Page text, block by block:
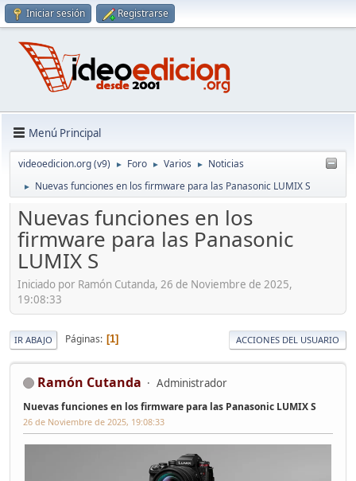
Iniciar sesión Registrarse
Menú Principal
videoedicion.org (v9) ► Foro ► Varios ► Noticias
► Nuevas funciones en los firmware para las Panasonic LUMIX S
Nuevas funciones en los
firmware para las Panasonic
LUMIX S
Iniciado por Ramón Cutanda, 26 de Noviembre de 2025,
19:08:33
IR ABAJO Páginas 1 ACCIONES DEL USUARIO
Ramón Cutanda Administrador
Nuevas funciones en los firmware para las Panasonic LUMIX S
26 de Noviembre de 2025, 19:08:33